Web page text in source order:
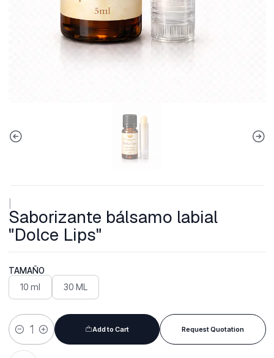
Saborizante bálsamo labial
"Dolce Lips"
TAMAÑO
10 ml 30 ML
Quantity
Add to Cart Request Quotation